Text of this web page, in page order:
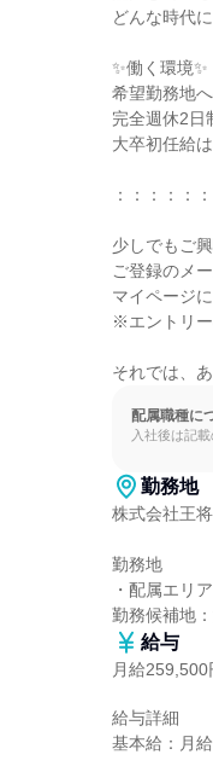
どんな時代
✨働く環境✨
希望勤務地
完全週休2日
大卒初任給
：：：：：
少しでもご
ご登録のメ
マイページ
※エントリー
それでは、
配属職種に
入社後は記
勤務地
株式会社王
勤務地
・配属エリ
勤務候補地
給与
月給
給与詳細
基本給：月